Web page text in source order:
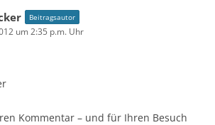
Beitragsautor
um 2:35 p.m. Uhr
Kommentar – und für Ihren Besuch